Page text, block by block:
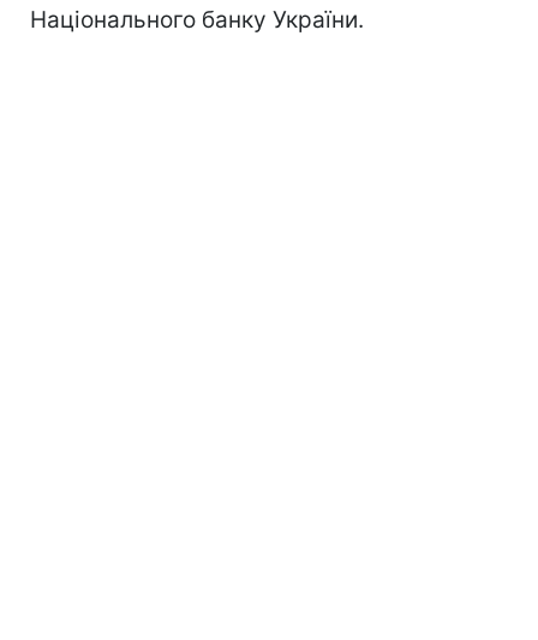
Національного банку України.